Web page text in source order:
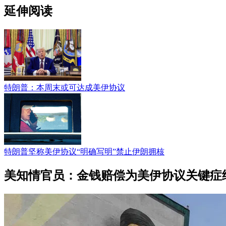
延伸阅读
特朗普：本周末或可达成美伊协议
特朗普坚称美伊协议“明确写明”禁止伊朗拥核
美知情官员：金钱赔偿为美伊协议关键症